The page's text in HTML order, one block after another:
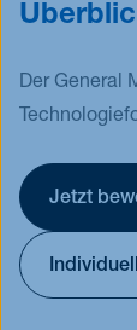
Der General
Jetzt